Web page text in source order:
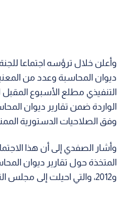
وأعلن خلال ترؤسه اجتماعا
ديوان المحاسبة وعدد من
التنفيذي مطلع الأسبوع
الواردة ضمن تقارير ديوان
وفق الصلاحيات الدستورية
وأشار الصفدي إلى أن هذا
و2012، والتي احيلت إلى مجلس النواب سابقا واتخذ بها قرار.